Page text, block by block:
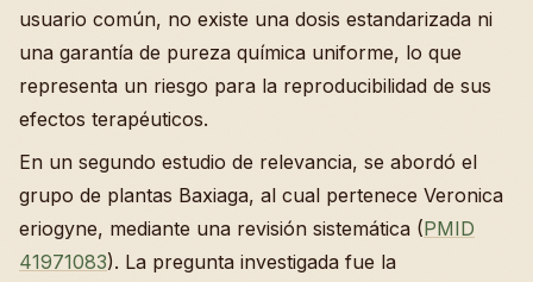
usuario común, no existe una dosis estandarizada ni
una garantía de pureza química uniforme, lo que
representa un riesgo para la reproducibilidad de sus
efectos terapéuticos.
En un segundo estudio de relevancia, se abordó el
grupo de plantas Baxiaga, al cual pertenece Veronica
eriogyne, mediante una revisión sistemática (PMID
41971083). La pregunta investigada fue la